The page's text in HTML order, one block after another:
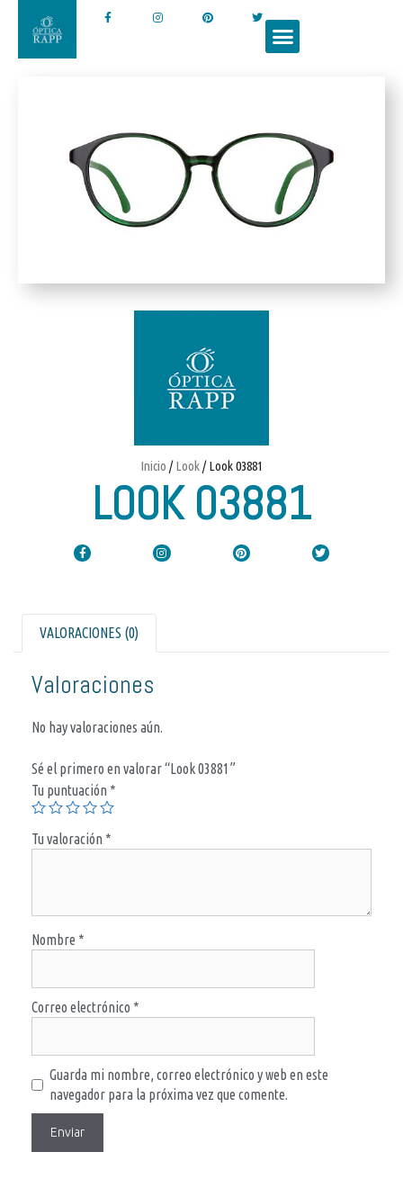
Inicio /Look/ Look 03881
LOOK 03881
VALORACIONES (0)
Valoraciones
No hay valoraciones aún.
Sé el primero en valorar “Look 03881”
Tu puntuación *
Tu valoración *
Nombre *
Correo electrónico *
Guarda mi nombre, correo electrónico y web en este
navegador para la próxima vez que comente.